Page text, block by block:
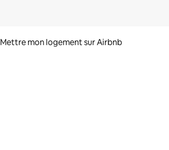
Mettre mon logement sur Airbnb